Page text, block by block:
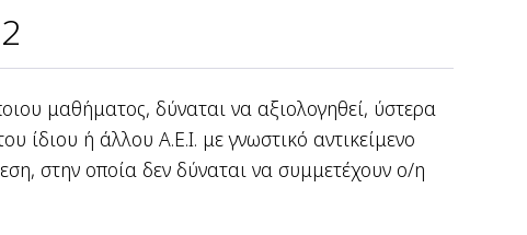
μαθήματος, δύναται να αξιολογηθεί, ύστερα
ίδιου ή άλλου Α.Ε.Ι. με γνωστικό αντικείμενο
στην οποία δεν δύναται να συμμετέχουν ο/η